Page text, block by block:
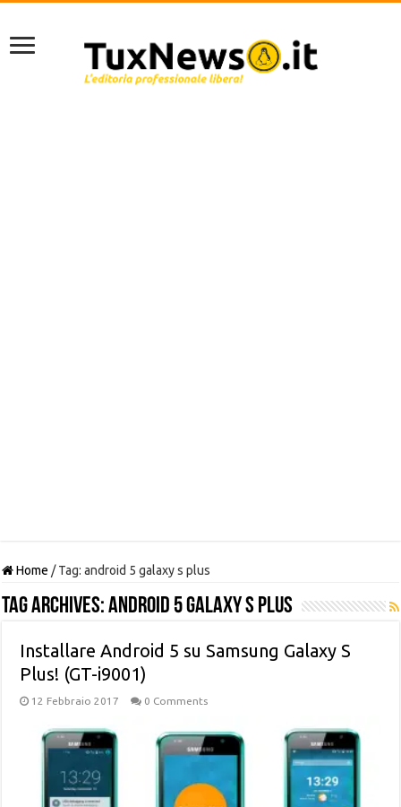
Home / Tag:android 5 galaxy s plus
Tag Archives:android 5 galaxy s plus
Installare Android 5 su Samsung Galaxy S
Plus! (GT-i9001)
12 Febbraio 2017 0 Comments